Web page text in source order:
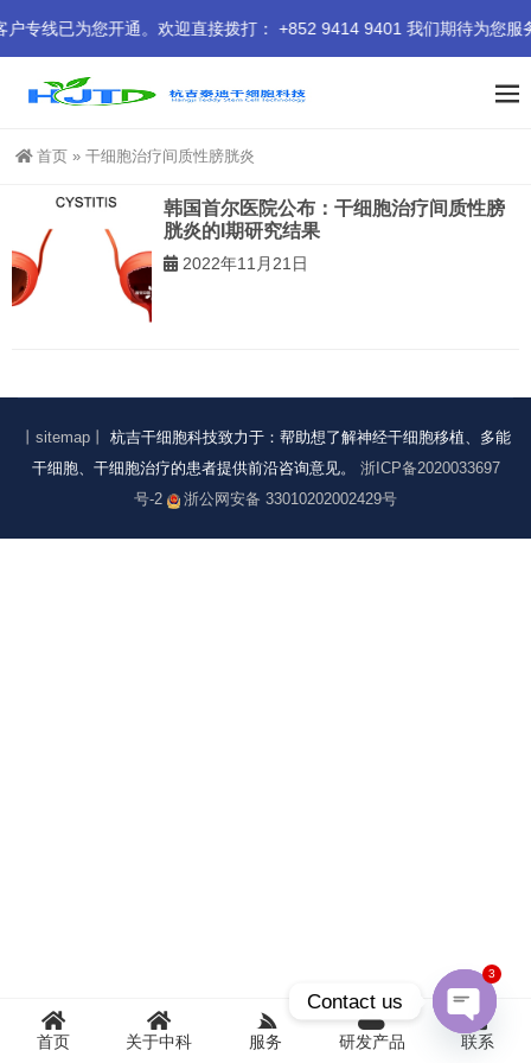
专线已为您开通。欢迎直接拨打： +852 9414 9401 我们期待为您服
首页 » 干细胞治疗间质性膀胱炎
韩国首尔医院公布：干细胞治疗间质性膀
胱炎的I期研究结果
2022年11月21日
丨sitemap丨
杭吉干细胞科技致力于：帮助想了解神经干细胞移植、多能
干细胞、干细胞治疗的患者提供前沿咨询意见。 浙ICP备2020033697
号-2
浙公网安备 33010202002429号
首页 关于中科 服务 研发产品 联系
Contact us
Open
3